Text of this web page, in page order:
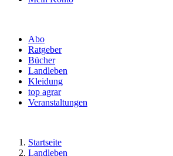
Abo
Ratgeber
Bücher
Landleben
Kleidung
top agrar
Veranstaltungen
Startseite
Landleben